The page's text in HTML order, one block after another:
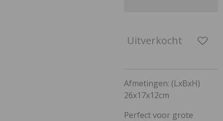
Uitverkocht
Afmetingen: (LxBxH)
26x17x12cm
Perfect voor grote